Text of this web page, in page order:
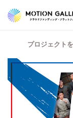
プロジェクト